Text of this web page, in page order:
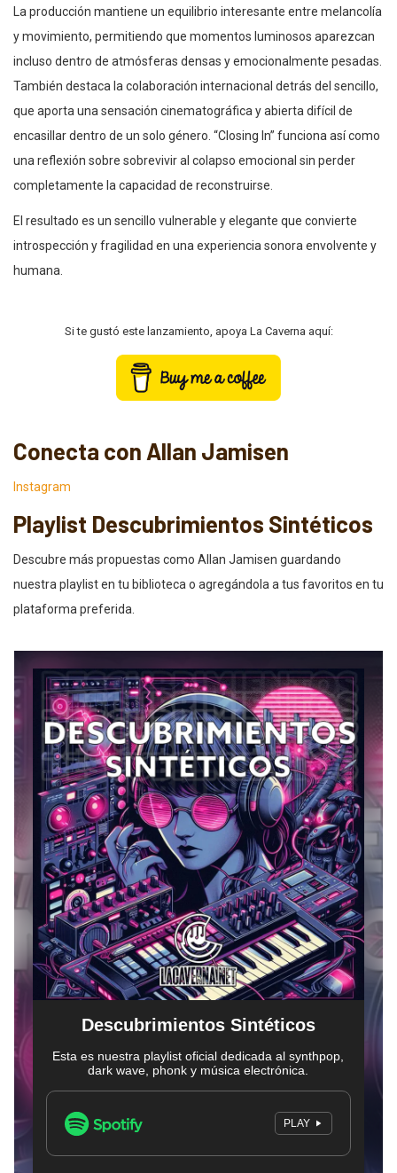
La producción mantiene un equilibrio interesante entre melancolía
y movimiento, permitiendo que momentos luminosos aparezcan
incluso dentro de atmósferas densas y emocionalmente pesadas.
También destaca la colaboración internacional detrás del sencillo,
que aporta una sensación cinematográfica y abierta difícil de
encasillar dentro de un solo género. “Closing In” funciona así como
una reflexión sobre sobrevivir al colapso emocional sin perder
completamente la capacidad de reconstruirse.
El resultado es un sencillo vulnerable y elegante que convierte
introspección y fragilidad en una experiencia sonora envolvente y
humana.
Si te gustó este lanzamiento, apoya La Caverna aquí:
Conecta con Allan Jamisen
Instagram
Playlist Descubrimientos Sintéticos
Descubre más propuestas como Allan Jamisen guardando
nuestra playlist en tu biblioteca o agregándola a tus favoritos en tu
plataforma preferida.